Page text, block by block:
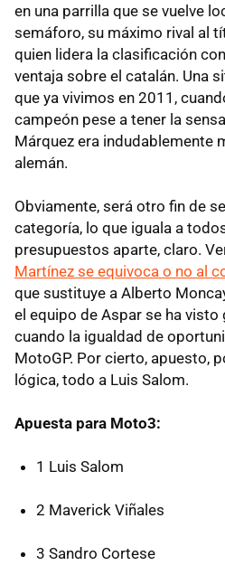
en una parrilla que se vuelve
semáforo, su máximo rival al
quien lidera la clasificación
ventaja sobre el catalán. Una
que ya vivimos en 2011,
campeón pese a tener la
Márquez era indudablemente
alemán.
Obviamente, será otro fin de
categoría, lo que iguala a
presupuestos aparte, claro.
Martínez se equivoca o no al
que sustituye a Alberto
el equipo de Aspar se ha
cuando la igualdad de
MotoGP. Por cierto, apuesto,
lógica, todo a Luis Salom.
Apuesta para Moto3:
1 Luis Salom
2 Maverick Viñales
3 Sandro Cortese